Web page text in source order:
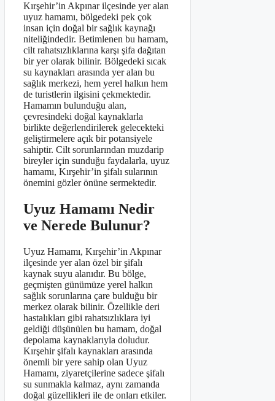
Kırşehir’in Akpınar ilçesinde yer alan
uyuz hamamı, bölgedeki pek çok
insan için doğal bir sağlık kaynağı
niteliğindedir. Betimlenen bu hamam,
cilt rahatsızlıklarına karşı şifa dağıtan
bir yer olarak bilinir. Bölgedeki sıcak
su kaynakları arasında yer alan bu
sağlık merkezi, hem yerel halkın hem
de turistlerin ilgisini çekmektedir.
Hamamın bulunduğu alan,
çevresindeki doğal kaynaklarla
birlikte değerlendirilerek gelecekteki
geliştirmelere açık bir potansiyele
sahiptir. Cilt sorunlarından muzdarip
bireyler için sunduğu faydalarla, uyuz
hamamı, Kırşehir’in şifalı sularının
önemini gözler önüne sermektedir.
Uyuz Hamamı Nedir
ve Nerede Bulunur?
Uyuz Hamamı, Kırşehir’in Akpınar
ilçesinde yer alan özel bir şifalı
kaynak suyu alanıdır. Bu bölge,
geçmişten günümüze yerel halkın
sağlık sorunlarına çare bulduğu bir
merkez olarak bilinir. Özellikle deri
hastalıkları gibi rahatsızlıklara iyi
geldiği düşünülen bu hamam, doğal
depolama kaynaklarıyla doludur.
Kırşehir şifalı kaynakları arasında
önemli bir yere sahip olan Uyuz
Hamamı, ziyaretçilerine sadece şifalı
su sunmakla kalmaz, aynı zamanda
doğal güzellikleri ile de onları etkiler.